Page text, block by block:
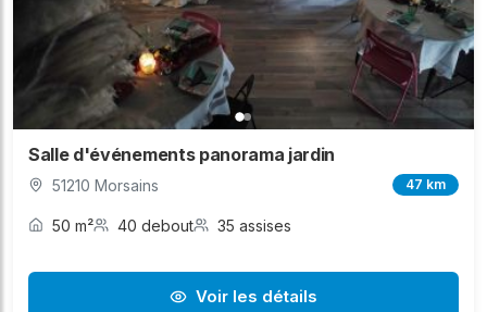
Salle d'événements panorama jardin
51210 Morsains 47 km
50 m² 40 debout 35 assises
Voir les détails